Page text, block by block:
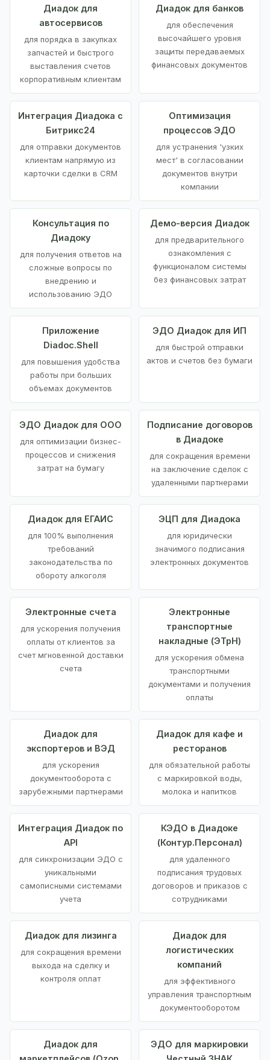
Диадок для
автосервисов
для порядка в закупках
запчастей и быстрого
выставления счетов
корпоративным клиентам
Диадок для банков
для обеспечения
высочайшего уровня
защиты передаваемых
финансовых документов
Интеграция Диадока с
Битрикс24
для отправки документов
клиентам напрямую из
карточки сделки в CRM
Оптимизация
процессов ЭДО
для устранения 'узких
мест' в согласовании
документов внутри
компании
Консультация по
Диадоку
для получения ответов на
сложные вопросы по
внедрению и
использованию ЭДО
Демо-версия Диадок
для предварительного
ознакомления с
функционалом системы
без финансовых затрат
Приложение
Diadoc.Shell
для повышения удобства
работы при больших
объемах документов
ЭДО Диадок для ИП
для быстрой отправки
актов и счетов без бумаги
ЭДО Диадок для ООО
для оптимизации бизнес-
процессов и снижения
затрат на бумагу
Подписание договоров
в Диадоке
для сокращения времени
на заключение сделок с
удаленными партнерами
Диадок для ЕГАИС
для 100% выполнения
требований
законодательства по
обороту алкоголя
ЭЦП для Диадока
для юридически
значимого подписания
электронных документов
Электронные счета
для ускорения получения
оплаты от клиентов за
счет мгновенной доставки
счета
Электронные
транспортные
накладные (ЭТрН)
для ускорения обмена
транспортными
документами и получения
оплаты
Диадок для
экспортеров и ВЭД
для ускорения
документооборота с
зарубежными партнерами
Диадок для кафе и
ресторанов
для обязательной работы
с маркировкой воды,
молока и напитков
Интеграция Диадок по
API
для синхронизации ЭДО с
уникальными
самописными системами
учета
КЭДО в Диадоке
(Контур.Персонал)
для удаленного
подписания трудовых
договоров и приказов с
сотрудниками
Диадок для лизинга
для сокращения времени
выхода на сделку и
контроля оплат
Диадок для
логистических
компаний
для эффективного
управления транспортным
документооборотом
Диадок для
ЭДО для маркировки